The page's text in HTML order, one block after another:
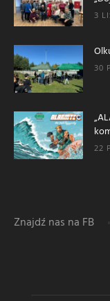
3
30
22
Znajdź nas na FB